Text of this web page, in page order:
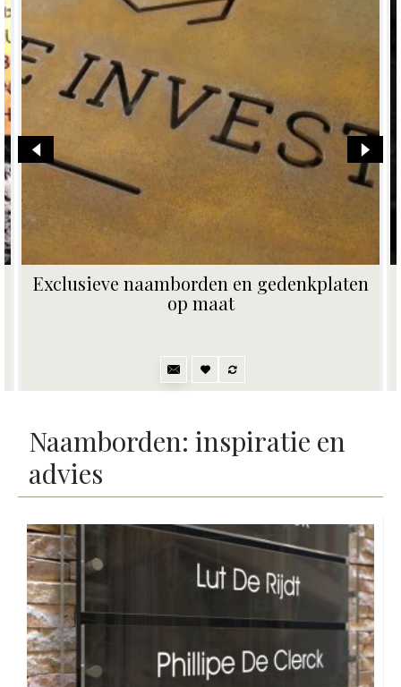
Vervangplaatje voor naambord met 5
naamplaatjes en zwarte achtergrond
Naamborden: inspiratie en
advies